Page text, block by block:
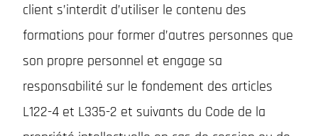
client s’interdit d’utiliser le contenu des
formations pour former d’autres personnes que
son propre personnel et engage sa
responsabilité sur le fondement des articles
L122-4 et L335-2 et suivants du Code de la